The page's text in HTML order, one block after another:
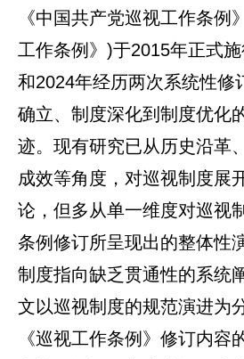
《中国共产党巡视工作条例
工作条例》)于2015年正式
和2024年经历两次系统性修
确立、制度深化到制度优化
迹。现有研究已从历史沿革
成效等角度，对巡视制度展
论，但多从单一维度对巡视
条例修订所呈现出的整体性
制度指向缺乏贯通性的系统
文以巡视制度的规范演进为
《巡视工作条例》修订内容